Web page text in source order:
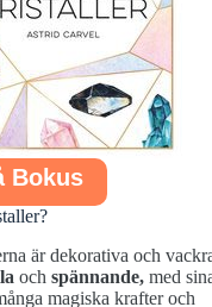
Bokus
är dekorativa och
och spännande, med
magiska krafter och